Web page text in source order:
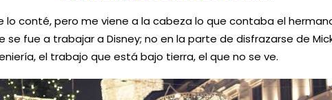
lo conté, pero me viene a la cabeza lo que contaba el
se fue a trabajar a Disney; no en la parte de disfrazarse de
el trabajo que está bajo tierra, el que no se ve.